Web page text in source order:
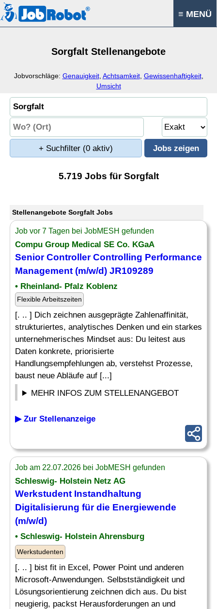
≡ MENÜ
Sorgfalt Stellenangebote
Jobvorschläge: Genauigkeit, Achtsamkeit, Gewissenhaftigkeit,
Umsicht
+ Suchfilter (0 aktiv)
5.719 Jobs für Sorgfalt
Stellenangebote Sorgfalt Jobs
Job vor 7 Tagen bei JobMESH gefunden
Compu Group Medical SE Co. KGaA
Senior Controller Controlling Performance
Management (m/w/d) JR109289
• Rheinland- Pfalz Koblenz
Flexible Arbeitszeiten
[. .. ] Dich zeichnen ausgeprägte Zahlenaffinität,
strukturiertes, analytisches Denken und ein starkes
unternehmerisches Mindset aus: Du leitest aus
Daten konkrete, priorisierte
Handlungsempfehlungen ab, verstehst Prozesse,
baust neue Abläufe auf [...]
MEHR INFOS ZUM STELLENANGEBOT
▶ Zur Stellenanzeige
Job am 22.07.2026 bei JobMESH gefunden
Schleswig- Holstein Netz AG
Werkstudent Instandhaltung
Digitalisierung für die Energiewende
(m/w/d)
• Schleswig- Holstein Ahrensburg
Werkstudenten
[. .. ] bist fit in Excel, Power Point und anderen
Microsoft-Anwendungen. Selbstständigkeit und
Lösungsorientierung zeichnen dich aus. Du bist
neugierig, packst Herausforderungen an und